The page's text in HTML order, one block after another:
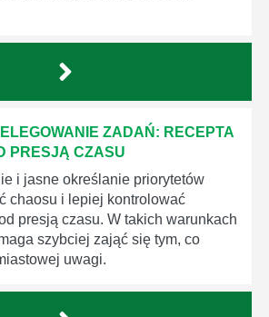
ZADAŃ: RECEPTA
PRESJĄ CZASU
i jasne określanie priorytetów
chaosu i lepiej kontrolować
presją czasu. W takich warunkach
szybciej zająć się tym, co
uwagi.